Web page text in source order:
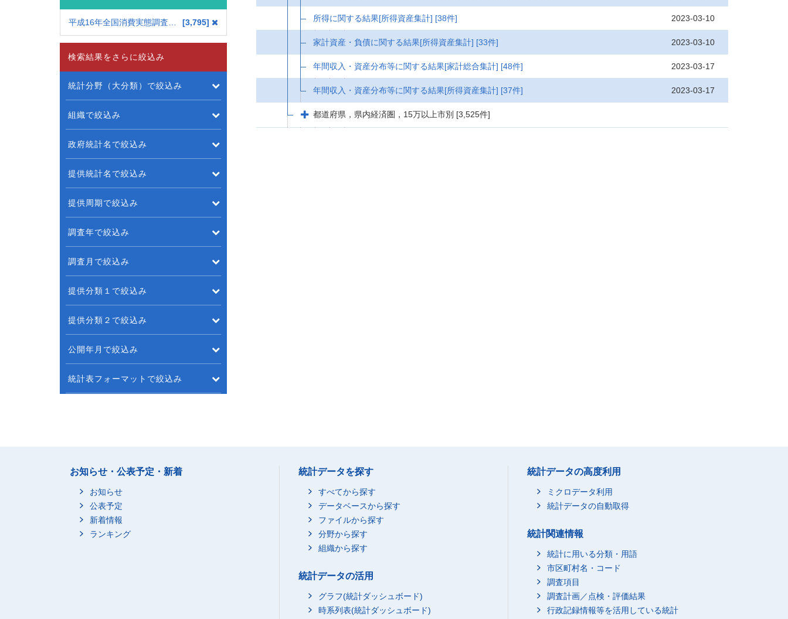
3,795 所得に関する結果[所得資産集計] [38件] 2023-03-10
家計資産・負債に関する結果[所得資産集計] [33件] 2023-03-10
年間収入・資産分布等に関する結果[家計総合集計] [48件] 2023-03-17
年間収入・資産分布等に関する結果[所得資産集計] [37件] 2023-03-17
都道府県，県内経済圏，15万以上市別 [3,525件]
検索結果をさらに絞込み
統計分野（大分類）で絞込み
組織で絞込み
政府統計名で絞込み
提供統計名で絞込み
提供周期で絞込み
調査年で絞込み
調査月で絞込み
提供分類１で絞込み
提供分類２で絞込み
公開年月で絞込み
統計表フォーマットで絞込み
お知らせ・公表予定・新着
お知らせ
公表予定
新着情報
ランキング
統計データを探す
すべてから探す
データベースから探す
ファイルから探す
分野から探す
組織から探す
統計データの活用
グラフ(統計ダッシュボード)
時系列表(統計ダッシュボード)
統計データの高度利用
ミクロデータ利用
統計データの自動取得
統計関連情報
統計に用いる分類・用語
市区町村名・コード
調査項目
調査計画／点検・評価結果
行政記録情報等を活用している統計